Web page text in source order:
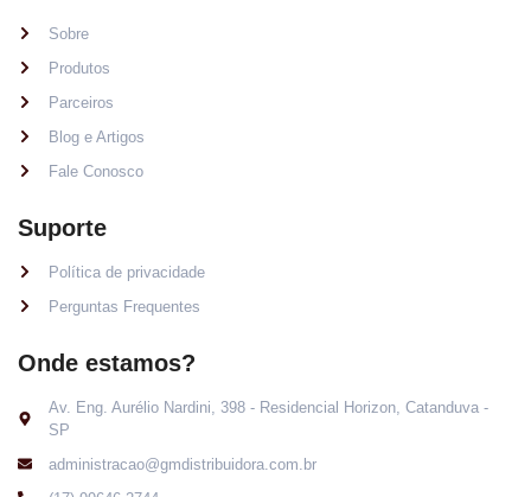
Sobre
Produtos
Parceiros
Blog e Artigos
Fale Conosco
Suporte
Política de privacidade
Perguntas Frequentes
Onde estamos?
Av. Eng. Aurélio Nardini, 398 - Residencial Horizon, Catanduva -
SP
administracao@gmdistribuidora.com.br